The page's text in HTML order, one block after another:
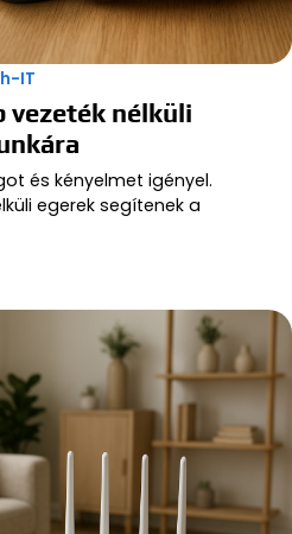
IT
vezeték nélküli
és kényelmet igényel.
egerek segítenek a